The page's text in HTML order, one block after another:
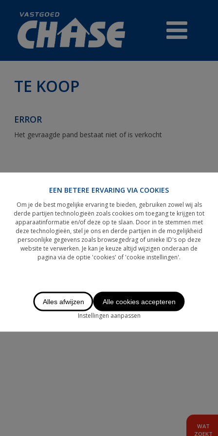
REFERENTIES
GRATIS WAARDEBEPALING
OVER CHASE
LOGIN
AANBOD BUITENLAND
TE KOOP
ERROR
Het gevraagde pand bestaat niet of is verkocht
WAT
ZOEKT
EEN BETERE ERVARING VIA COOKIES
Om je de best mogelijke ervaring te bieden, gebruiken zowel wij als
derde partijen technologieën zoals cookies om toegang te krijgen tot
apparaatinformatie en/of deze op te slaan. Door in te stemmen met
deze technologieën, stel je ons en derde partijen in de mogelijkheid
persoonlijke gegevens zoals browsegedrag of unieke ID's op deze
website te verwerken. Je kan je keuze altijd wijzigen onderaan de
pagina via de optie 'cookies' of 'cookie instellingen'.
Alles afwijzen Alle cookies accepteren
Instellingen aanpassen